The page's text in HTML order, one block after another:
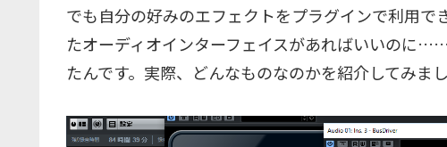
でも自分の好みのエフェクトをプラグインで利用
たオーディオインターフェイスがあればいいのに
たんです。実際、どんなものなのかを紹介してみまし